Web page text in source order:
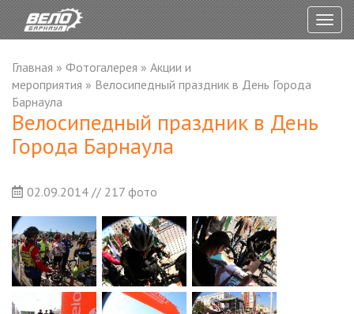
Главная » Фотогалерея » Акции и
мероприятия » Велосипедный праздник в День Города
Барнаула
Велосипедный праздник в День
Города Барнаула
02.09.2014 // 217 фото